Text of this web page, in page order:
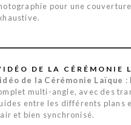
pour une couverture
DE LA CÉRÉMONIE
de la Cérémonie Laïque :
multi-angle, avec des
entre les différents plans
et bien synchronisé.